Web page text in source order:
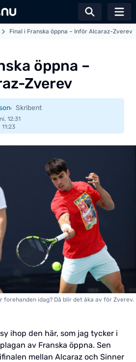
Växla
Final i Franska öppna – Inför Alcaraz-Zverev
öppna –
Zverev
Skribent
12:31
forehanden idag? Då blir det åka av för Zverev.
ihop den här, som jag tycker i
av Franska öppna. Sen
mellan Alcaraz och Sinner